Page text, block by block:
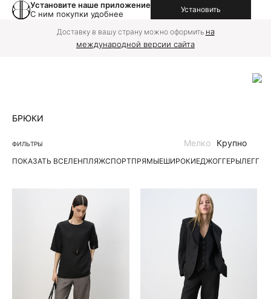
Установите наше приложение
С ним покупки удобнее
Установить
Доставку в вашу страну можно оформить на
международной версии сайта
БРЮКИ
ФИЛЬТРЫ
ПОКАЗАТЬ ВСЕЛЕНПЛЯЖСПОРТПРЯМЫЕШИРОКИЕДЖОГГЕРЫ
Мелко Крупно